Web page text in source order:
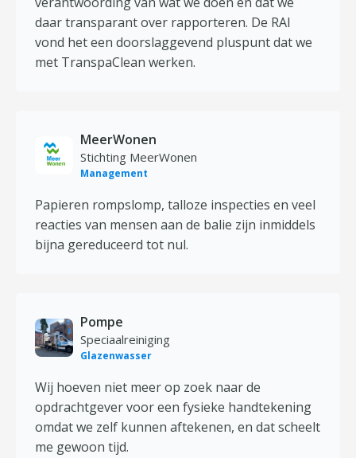
daar transparant over rapporteren. De RAI
vond het een doorslaggevend pluspunt dat we
met TranspaClean werken.
MeerWonen
Stichting MeerWonen
Management
Papieren rompslomp, talloze inspecties en veel
reacties van mensen aan de balie zijn inmiddels
bijna gereduceerd tot nul.
Pompe
Speciaalreiniging
Glazenwasser
Wij hoeven niet meer op zoek naar de
opdrachtgever voor een fysieke handtekening
omdat we zelf kunnen aftekenen, en dat scheelt
me gewoon tijd.